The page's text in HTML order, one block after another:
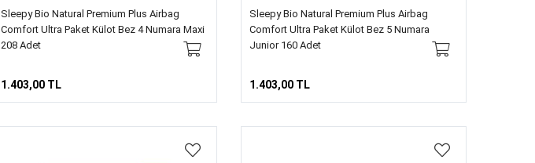
Sleepy Bio Natural Premium Plus Airbag
Comfort Ultra Paket Külot Bez 4 Numara Maxi
208 Adet
1.403,00 TL
Sleepy Bio Natural Premium Plus Airbag
Comfort Ultra Paket Külot Bez 5 Numara
Junior 160 Adet
1.403,00 TL